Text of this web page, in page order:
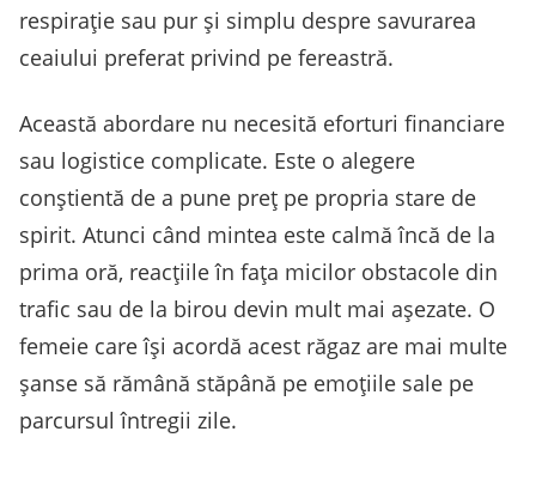
respirație sau pur și simplu despre savurarea
ceaiului preferat privind pe fereastră.
Această abordare nu necesită eforturi financiare
sau logistice complicate. Este o alegere
conștientă de a pune preț pe propria stare de
spirit. Atunci când mintea este calmă încă de la
prima oră, reacțiile în fața micilor obstacole din
trafic sau de la birou devin mult mai așezate. O
femeie care își acordă acest răgaz are mai multe
șanse să rămână stăpână pe emoțiile sale pe
parcursul întregii zile.